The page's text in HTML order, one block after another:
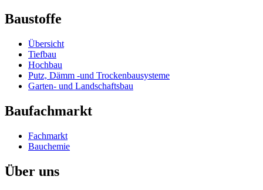
Baustoffe
Übersicht
Tiefbau
Hochbau
Putz, Dämm -und Trockenbausysteme
Garten- und Landschaftsbau
Baufachmarkt
Fachmarkt
Bauchemie
Über uns